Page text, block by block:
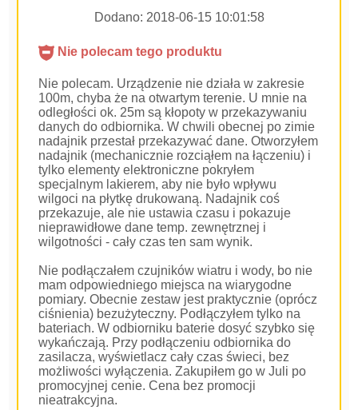
Dodano: 2018-06-15 10:01:58
Nie polecam tego produktu
Nie polecam. Urządzenie nie działa w zakresie
100m, chyba że na otwartym terenie. U mnie na
odległości ok. 25m są kłopoty w przekazywaniu
danych do odbiornika. W chwili obecnej po zimie
nadajnik przestał przekazywać dane. Otworzyłem
nadajnik (mechanicznie rozciąłem na łączeniu) i
tylko elementy elektroniczne pokryłem
specjalnym lakierem, aby nie było wpływu
wilgoci na płytkę drukowaną. Nadajnik coś
przekazuje, ale nie ustawia czasu i pokazuje
nieprawidłowe dane temp. zewnętrznej i
wilgotności - cały czas ten sam wynik.
Nie podłączałem czujników wiatru i wody, bo nie
mam odpowiedniego miejsca na wiarygodne
pomiary. Obecnie zestaw jest praktycznie (oprócz
ciśnienia) bezużyteczny. Podłączyłem tylko na
bateriach. W odbiorniku baterie dosyć szybko się
wykańczają. Przy podłączeniu odbiornika do
zasilacza, wyświetlacz cały czas świeci, bez
możliwości wyłączenia. Zakupiłem go w Juli po
promocyjnej cenie. Cena bez promocji
nieatrakcyjna.